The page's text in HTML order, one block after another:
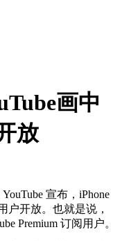
画中
放
宣布，iPhone
户开放。也就是说，
Premium 订阅用户。